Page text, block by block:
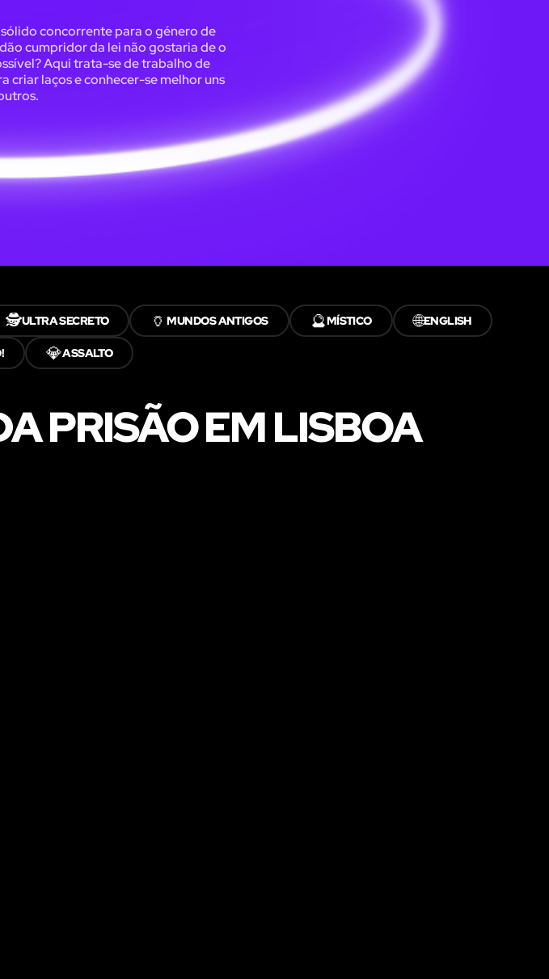
concorrente para o género de
cumpridor da lei não gostaria de o
Aqui trata-se de trabalho de
criar laços e conhecer-se melhor uns
🕵️ULTRA SECRETO 🏺MUNDOS ANTIGOS 🔮MÍSTICO 🌐ENGLISH
💎ASSALTO
PRISÃO EM LISBOA